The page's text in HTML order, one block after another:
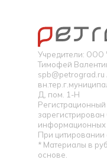
Учредители: ООО
Тимофей
spb@petrograd.ru
Д, пом. 1-Н
информационных
При цитировании
* Материалы в
основе.